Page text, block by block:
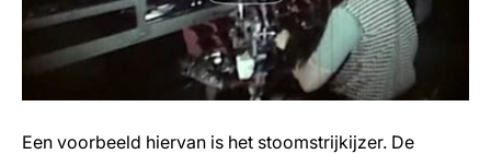
Een voorbeeld hiervan is het stoomstrijkijzer. De